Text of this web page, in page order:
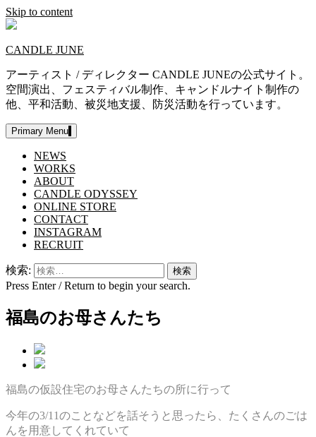
Skip to content
CANDLE JUNE
アーティスト / ディレクター CANDLE JUNEの公式サイト。
空間演出、フェスティバル制作、キャンドルナイト制作の
他、平和活動、被災地支援、防災活動を行っています。
Primary Menu
NEWS
WORKS
ABOUT
CANDLE ODYSSEY
ONLINE STORE
CONTACT
INSTAGRAM
RECRUIT
検索:
Press Enter / Return to begin your search.
福島のお母さんたち
福島の仮設住宅のお母さんたちの所に行って
今年の3/11のことなどを話そうと思ったら、たくさんのごは
んを用意してくれていて